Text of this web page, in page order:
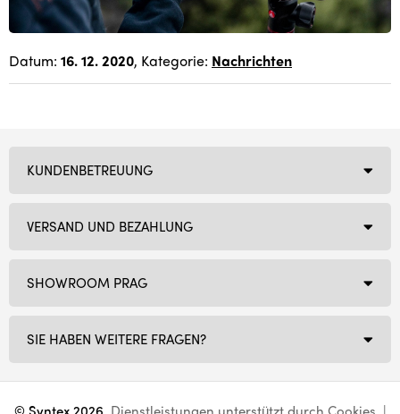
Datum: 16. 12. 2020, Kategorie: Nachrichten
SHOWROOM PRAG
SIE HABEN WEITERE FRAGEN?
KUNDENBETREUUNG
VERSAND UND BEZAHLUNG